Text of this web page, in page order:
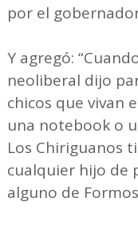
por el
Y agregó:
neoliberal dijo
chicos que vivan
una notebook o
Los Chiriguanos
cualquier hijo de
alguno de